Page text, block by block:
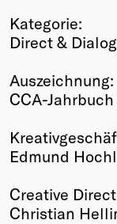
Members
Young
Winners
Past
Annual
Kategorie:
Direct &
Auszeichnung:
CCA-Jahrbuch
Edmund
Creative
Christian